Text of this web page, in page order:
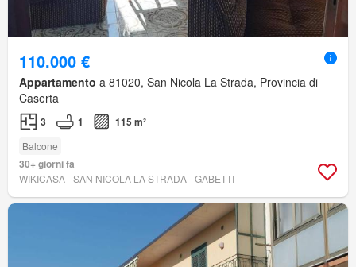
110.000 €
Appartamento a 81020, San Nicola La Strada, Provincia di
Caserta
3 1 115 m²
Balcone
30+ giorni fa
WIKICASA - SAN NICOLA LA STRADA - GABETTI